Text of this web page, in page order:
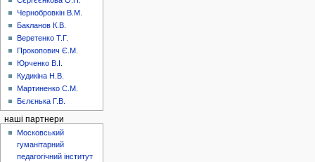
Чернобровкін В.М.
Бакланов К.В.
Веретенко Т.Г.
Прокопович Є.М.
Юрченко В.І.
Кудикіна Н.В.
Мартиненко С.М.
Бєлєнька Г.В.
наші партнери
Московський
гуманітарний
педагогічний інститут